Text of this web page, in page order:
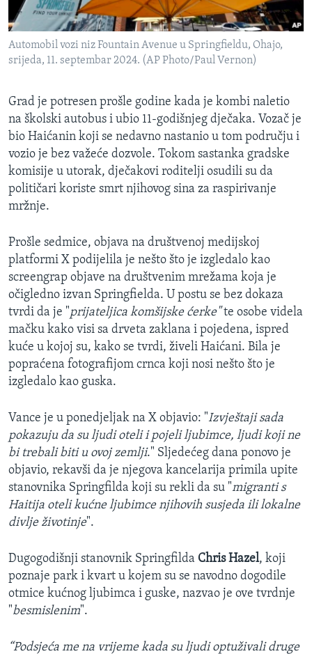
Automobil vozi niz Fountain Avenue u Springfieldu, Ohajo,
srijeda, 11. septembar 2024. (AP Photo/Paul Vernon)
Grad je potresen prošle godine kada je kombi naletio
na školski autobus i ubio 11-godišnjeg dječaka. Vozač je
bio Haićanin koji se nedavno nastanio u tom području i
vozio je bez važeće dozvole. Tokom sastanka gradske
komisije u utorak, dječakovi roditelji osudili su da
političari koriste smrt njihovog sina za raspirivanje
mržnje.
Prošle sedmice, objava na društvenoj medijskoj
platformi X podijelila je nešto što je izgledalo kao
screengrap objave na društvenim mrežama koja je
očigledno izvan Springfielda. U postu se bez dokaza
tvrdi da je "prijateljica komšijske ćerke"te osobe videla
mačku kako visi sa drveta zaklana i pojedena, ispred
kuće u kojoj su, kako se tvrdi, živeli Haićani. Bila je
popraćena fotografijom crnca koji nosi nešto što je
izgledalo kao guska.
Vance je u ponedjeljak na X objavio: "Izvještaji sada
pokazuju da su ljudi oteli i pojeli ljubimce, ljudi koji ne
bi trebali biti u ovoj zemlji." Sljedećeg dana ponovo je
objavio, rekavši da je njegova kancelarija primila upite
stanovnika Springfilda koji su rekli da su "migranti s
Haitija oteli kućne ljubimce njihovih susjeda ili lokalne
divlje životinje".
Dugogodišnji stanovnik Springfilda Chris Hazel, koji
poznaje park i kvart u kojem su se navodno dogodile
otmice kućnog ljubimca i guske, nazvao je ove tvrdnje
"besmislenim".
“Podsjeća me na vrijeme kada su ljudi optuživali druge